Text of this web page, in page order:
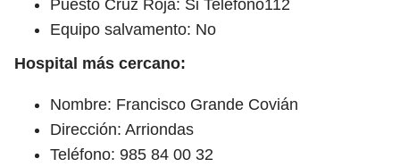
Puesto Cruz Roja: Si Teléfono112
Equipo salvamento: No
Hospital más cercano:
Nombre: Francisco Grande Covián
Dirección: Arriondas
Teléfono: 985 84 00 32